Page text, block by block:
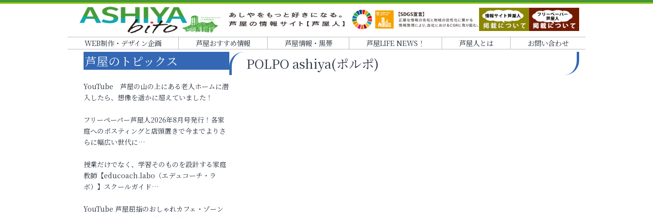
WEB制作・デザイン企画 芦屋おすすめ情報 芦屋情報・黒帯 芦屋LIFE NEWS！ 芦屋人とは お問い合わせ
POLPO ashiya(ポルポ)
芦屋のトピックス
YouTube 芦屋の山の上にある老人ホームに潜
入したら、想像を遥かに超えていました！
フリーペーパー芦屋人2026年8月号発行！各家
庭へのポスティングと店頭置きで今までよりさ
らに幅広い世代に…
授業だけでなく、学習そのものを設計する家庭
教師【educoach.labo（エデュコーチ・ラ
ボ）】スクールガイド…
YouTube 芦屋屈指のおしゃれカフェ・ゾーン